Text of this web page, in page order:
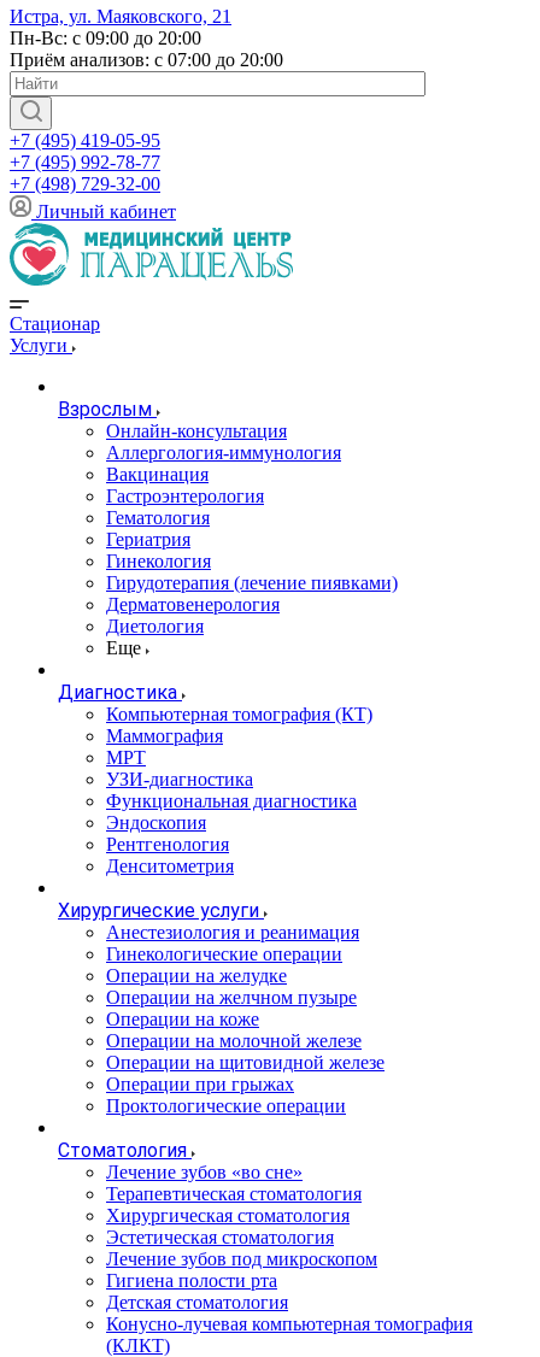
Истра, ул. Маяковского, 21
Пн-Вс: с 09:00 до 20:00
Приём анализов: с 07:00 до 20:00
+7 (495) 419-05-95
+7 (495) 992-78-77
+7 (498) 729-32-00
Личный кабинет
Стационар
Услуги
Взрослым
Онлайн-консультация
Аллергология-иммунология
Вакцинация
Гастроэнтерология
Гематология
Гериатрия
Гинекология
Гирудотерапия (лечение пиявками)
Дерматовенерология
Диетология
Еще
Диагностика
Компьютерная томография (КТ)
Маммография
МРТ
УЗИ-диагностика
Функциональная диагностика
Эндоскопия
Рентгенология
Денситометрия
Хирургические услуги
Анестезиология и реанимация
Гинекологические операции
Операции на желудке
Операции на желчном пузыре
Операции на коже
Операции на молочной железе
Операции на щитовидной железе
Операции при грыжах
Проктологические операции
Стоматология
Лечение зубов «во сне»
Терапевтическая стоматология
Хирургическая стоматология
Эстетическая стоматология
Лечение зубов под микроскопом
Гигиена полости рта
Детская стоматология
Конусно-лучевая компьютерная томография
(КЛКТ)